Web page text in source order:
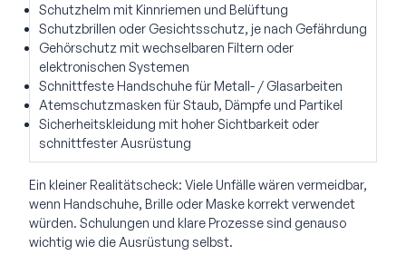
Schutzhelm mit Kinnriemen und Belüftung
Schutzbrillen oder Gesichtsschutz, je nach Gefährdung
Gehörschutz mit wechselbaren Filtern oder
elektronischen Systemen
Schnittfeste Handschuhe für Metall- / Glasarbeiten
Atemschutzmasken für Staub, Dämpfe und Partikel
Sicherheitskleidung mit hoher Sichtbarkeit oder
schnittfester Ausrüstung
Ein kleiner Realitätscheck: Viele Unfälle wären vermeidbar,
wenn Handschuhe, Brille oder Maske korrekt verwendet
würden. Schulungen und klare Prozesse sind genauso
wichtig wie die Ausrüstung selbst.